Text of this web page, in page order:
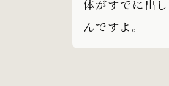
体がすでに出
んですよ。